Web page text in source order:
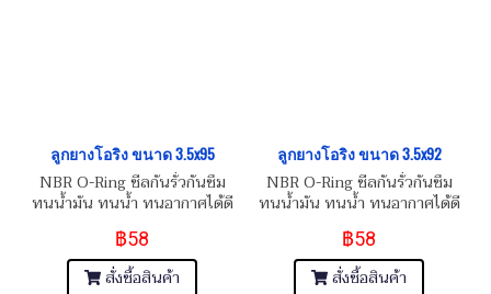
ลูกยางโอริง ขนาด 3.5x95
NBR O-Ring ซีลกันรั่วกันซึม
ทนน้ำมัน ทนน้ำ ทนอากาศได้ดี
฿58
สั่งซื้อสินค้า
ลูกยางโอริง ขนาด 3.5x92
NBR O-Ring ซีลกันรั่วกันซึม
ทนน้ำมัน ทนน้ำ ทนอากาศได้ดี
฿58
สั่งซื้อสินค้า